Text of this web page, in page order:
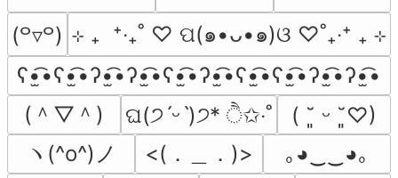
(꒪▿꒪) ⊹ ₊  ⁺‧₊˚ ♡ ପ(๑•ᴗ•๑)ଓ ♡˚₊‧⁺ ₊ ⊹
ʕ•̫͡•ʕ•̫͡•ʔ•̫͡•ʔ•̫͡•ʕ•̫͡•ʔ•̫͡•ʕ•̫͡•ʕ•̫͡•ʔ•̫͡•ʔ•̫͡•
(＾▽＾)
ଘ(੭ˊᵕˋ)੭* ੈ✩‧˚
( ˘͈ ᵕ ˘͈♡)
ヽ(^o^)ノ
<(．＿．)>
｡◕‿‿◕｡